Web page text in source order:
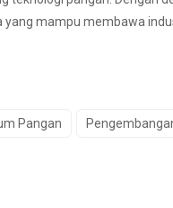
mampu membawa
Pangan